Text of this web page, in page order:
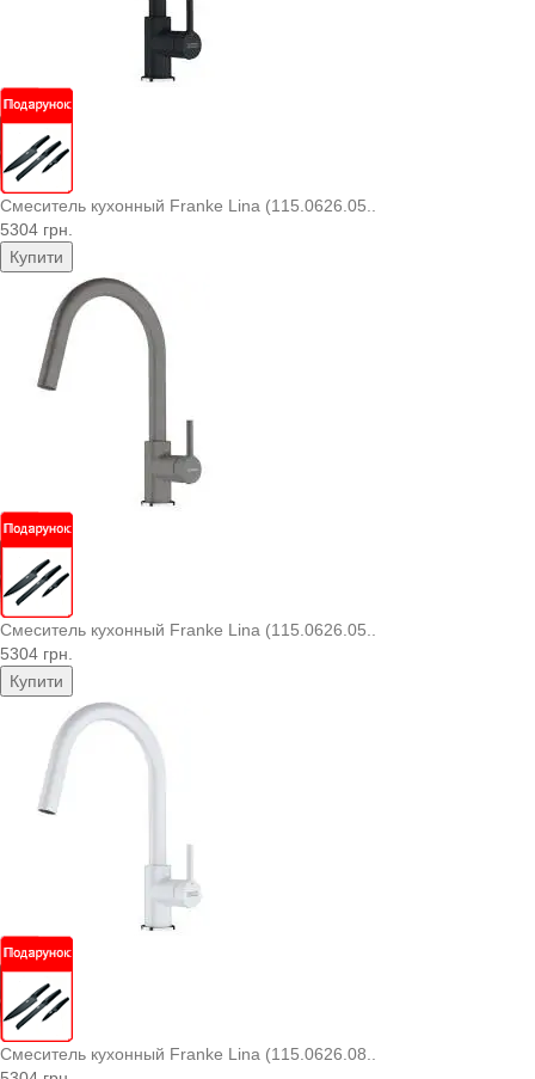
Смеситель кухонный Franke Lina (115.0626.05..
5304 грн.
Купити
Смеситель кухонный Franke Lina (115.0626.05..
5304 грн.
Купити
Смеситель кухонный Franke Lina (115.0626.08..